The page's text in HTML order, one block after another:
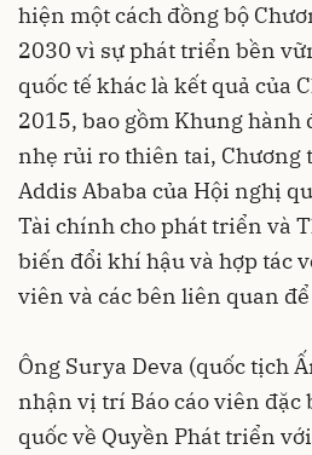
hiện một cách đồng bộ
2030 vì sự phát triển bền
quốc tế khác là kết quả của
2015, bao gồm Khung hành
nhẹ rủi ro thiên tai, Chương
Addis Ababa của Hội nghị
Tài chính cho phát triển và
biến đổi khí hậu và hợp tác
viên và các bên liên quan
Ông Surya Deva (quốc tịch
nhận vị trí Báo cáo viên đặc
quốc về Quyền Phát triển